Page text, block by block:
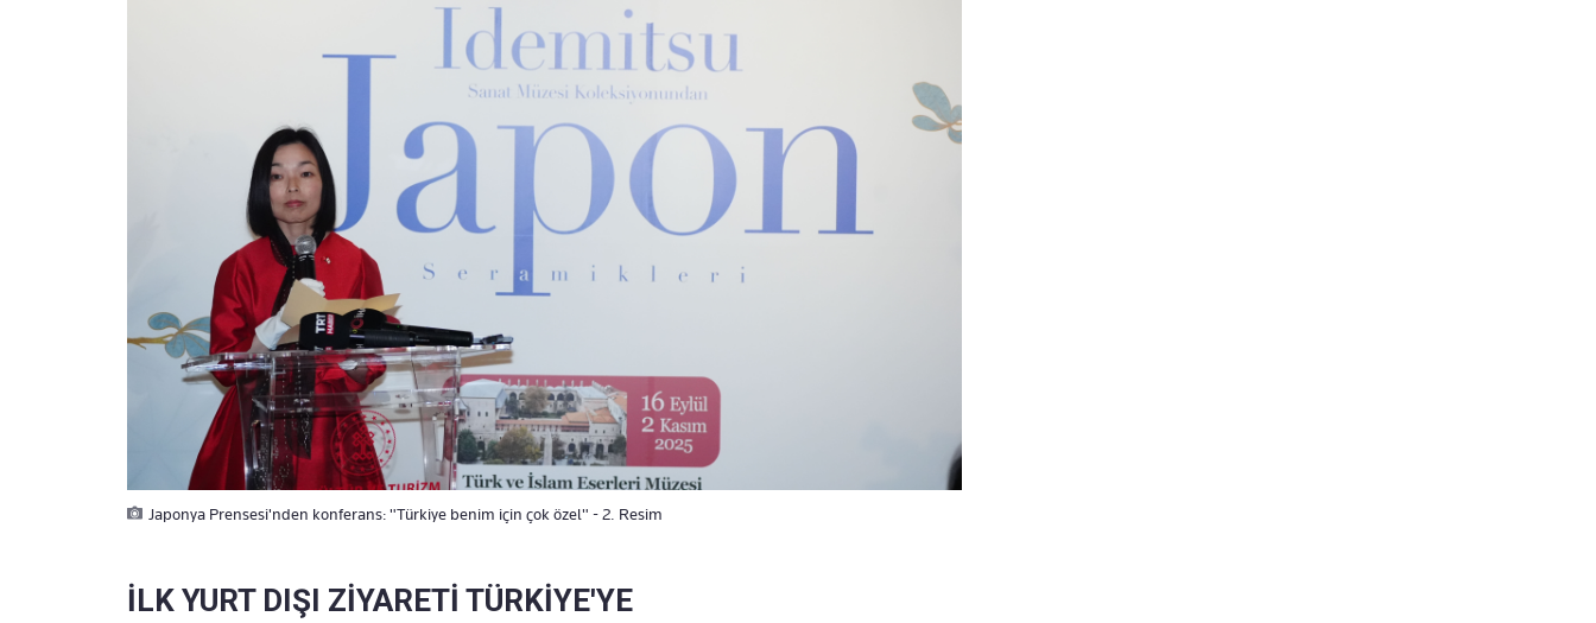
Japonya Prensesi'nden konferans: "Türkiye benim için çok özel" - 2. Resim
İLK YURT DIŞI ZİYARETİ TÜRKİYE'YE